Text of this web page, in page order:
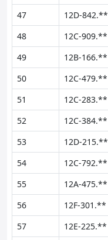
47
12D-842.**
48
12C-909.**
49
12B-166.**
50
12C-479.**
51
12C-283.**
52
12C-384.**
53
12D-215.**
54
12C-792.**
55
12A-475.**
56
12F-301.**
57
12E-225.**